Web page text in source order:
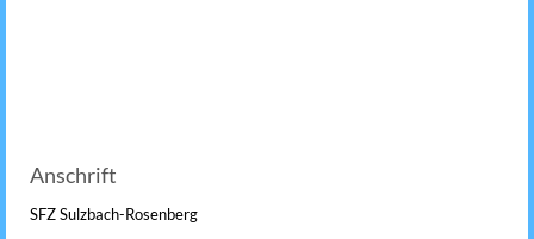
Anschrift
SFZ Sulzbach-Rosenberg